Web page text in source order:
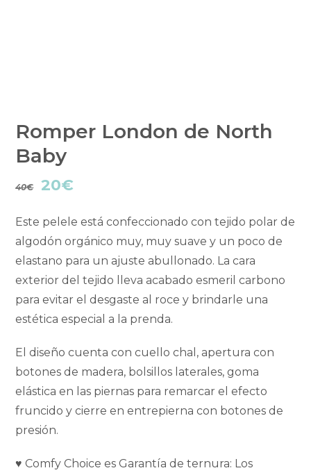
Romper London de North
Baby
40€
El
original
era:
40€.
20€
actual
es:
20€.
Este pelele está confeccionado con tejido polar de
algodón orgánico muy, muy suave y un poco de
elastano para un ajuste abullonado. La cara
exterior del tejido lleva acabado esmeril carbono
para evitar el desgaste al roce y brindarle una
estética especial a la prenda.
El diseño cuenta con cuello chal, apertura con
botones de madera, bolsillos laterales, goma
elástica en las piernas para remarcar el efecto
fruncido y cierre en entrepierna con botones de
presión.
♥ Comfy Choice es Garantía de ternura: Los